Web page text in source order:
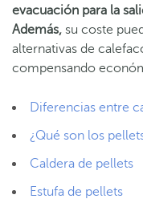
evacuación para la
Además, su coste
alternativas de
compensando
Diferencias entre
¿Qué son los
Caldera de pellets
Estufa de pellets